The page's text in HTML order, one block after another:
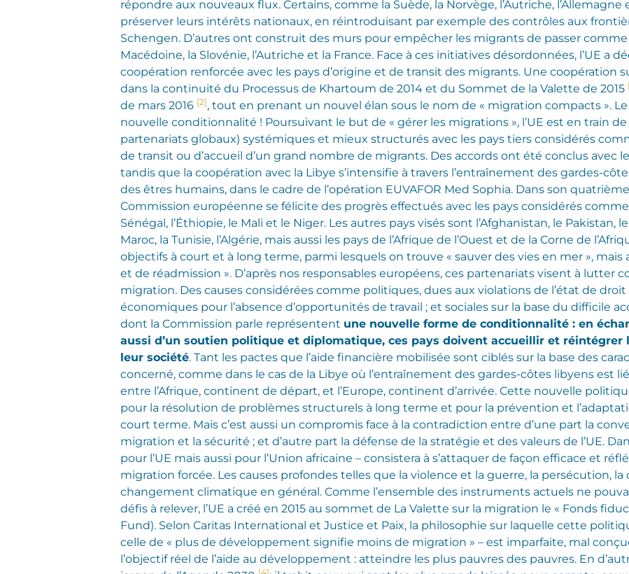
répondre aux nouveaux flux. Certains, comme la Suède, la Norvège, l’Autriche,
préserver leurs intérêts nationaux, en réintroduisant par exemple des contrôles aux
Schengen. D’autres ont construit des murs pour empêcher les migrants de passer comme
Macédoine, la Slovénie, l’Autriche et la France. Face à ces initiatives désordonnées, l’UE a
coopération renforcée avec les pays d’origine et de transit des migrants. Une coopération
dans la continuité du Processus de Khartoum de 2014 et du Sommet de la Valette de 2015
de mars 2016 [2], tout en prenant un nouvel élan sous le nom de « migration compacts ».
nouvelle conditionnalité ! Poursuivant le but de « gérer les migrations », l’UE est en train
partenariats globaux) systémiques et mieux structurés avec les pays tiers considérés
de transit ou d’accueil d’un grand nombre de migrants. Des accords ont été conclus avec
tandis que la coopération avec la Libye s’intensifie à travers l’entraînement des gardes-
des êtres humains, dans le cadre de l’opération EUVAFOR Med Sophia. Dans son
Commission européenne se félicite des progrès effectués avec les pays considérés
Sénégal, l’Éthiopie, le Mali et le Niger. Les autres pays visés sont l’Afghanistan, le Pakistan,
Maroc, la Tunisie, l’Algérie, mais aussi les pays de l’Afrique de l’Ouest et de la Corne de
objectifs à court et à long terme, parmi lesquels on trouve « sauver des vies en mer », mais
et de réadmission ». D’après nos responsables européens, ces partenariats visent à lutter
migration. Des causes considérées comme politiques, dues aux violations de l’état de
économiques pour l’absence d’opportunités de travail ; et sociales sur la base du difficile
dont la Commission parle représentent une nouvelle forme de conditionnalité : en
aussi d’un soutien politique et diplomatique, ces pays doivent accueillir et réintégrer
leur société. Tant les pactes que l’aide financière mobilisée sont ciblés sur la base des
concerné, comme dans le cas de la Libye où l’entraînement des gardes-côtes libyens est
entre l’Afrique, continent de départ, et l’Europe, continent d’arrivée. Cette nouvelle
pour la résolution de problèmes structurels à long terme et pour la prévention et
court terme. Mais c’est aussi un compromis face à la contradiction entre d’une part la
migration et la sécurité ; et d’autre part la défense de la stratégie et des valeurs de l’UE.
pour l’UE mais aussi pour l’Union africaine – consistera à s’attaquer de façon efficace et
migration forcée. Les causes profondes telles que la violence et la guerre, la persécution,
changement climatique en général. Comme l’ensemble des instruments actuels ne
défis à relever, l’UE a créé en 2015 au sommet de La Valette sur la migration le « Fonds
Fund). Selon Caritas International et Justice et Paix, la philosophie sur laquelle cette
celle de « plus de développement signifie moins de migration » – est imparfaite, mal
l’objectif réel de l’aide au développement : atteindre les plus pauvres des pauvres. En